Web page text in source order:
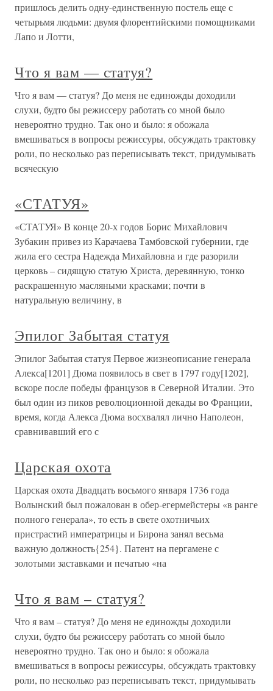
пришлось делить одну-единственную постель еще с
четырьмя людьми: двумя флорентийскими помощниками
Лапо и Лотти,
Что я вам — статуя?
Что я вам — статуя? До меня не единожды доходили
слухи, будто бы режиссеру работать со мной было
невероятно трудно. Так оно и было: я обожала
вмешиваться в вопросы режиссуры, обсуждать трактовку
роли, по несколько раз переписывать текст, придумывать
всяческую
«СТАТУЯ»
«СТАТУЯ» В конце 20-х годов Борис Михайлович
Зубакин привез из Карачаева Тамбовской губернии, где
жила его сестра Надежда Михайловна и где разорили
церковь – сидящую статую Христа, деревянную, тонко
раскрашенную масляными красками; почти в
натуральную величину, в
Эпилог Забытая статуя
Эпилог Забытая статуя Первое жизнеописание генерала
Алекса[1201] Дюма появилось в свет в 1797 году[1202],
вскоре после победы французов в Северной Италии. Это
был один из пиков революционной декады во Франции,
время, когда Алекса Дюма восхвалял лично Наполеон,
сравнивавший его с
Царская охота
Царская охота Двадцать восьмого января 1736 года
Волынский был пожалован в обер-егермейстеры «в ранге
полного генерала», то есть в свете охотничьих
пристрастий императрицы и Бирона занял весьма
важную должность{254}. Патент на пергамене с
золотыми заставками и печатью «на
Что я вам – статуя?
Что я вам – статуя? До меня не единожды доходили
слухи, будто бы режиссеру работать со мной было
невероятно трудно. Так оно и было: я обожала
вмешиваться в вопросы режиссуры, обсуждать трактовку
роли, по несколько раз переписывать текст, придумывать